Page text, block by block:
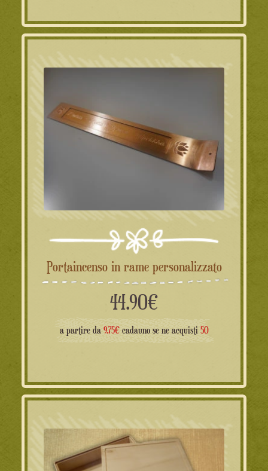
Portaincenso in rame personalizzato
44.90€
a partire da 9.75€cadauno se ne acquisti 50